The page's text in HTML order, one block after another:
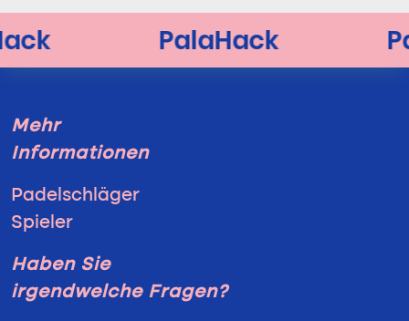
Mehr
Informationen
Padelschläger
Spieler
Haben Sie
irgendwelche Fragen?